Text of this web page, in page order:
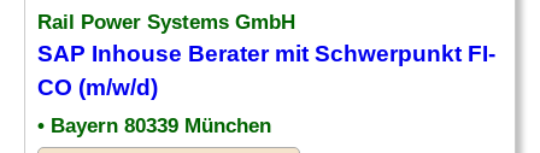
Rail Power Systems GmbH
SAP Inhouse Beratermit Schwerpunkt FI-
CO (m/w/d)
• Bayern 80339 München